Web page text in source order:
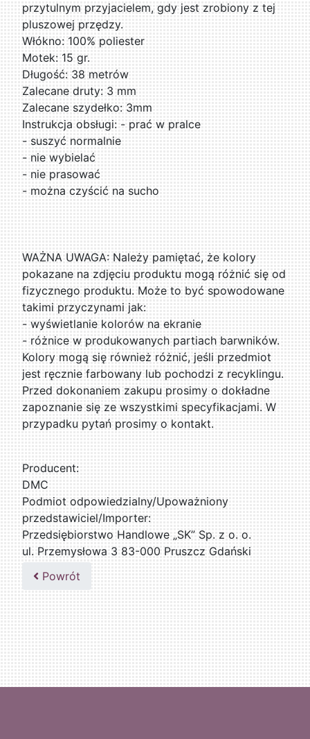
przytulnym przyjacielem, gdy jest zrobiony z tej
pluszowej przędzy.
Włókno: 100% poliester
Motek: 15 gr.
Długość: 38 metrów
Zalecane druty: 3 mm
Zalecane szydełko: 3mm
Instrukcja obsługi: - prać w pralce
- suszyć normalnie
- nie wybielać
- nie prasować
- można czyścić na sucho
WAŻNA UWAGA: Należy pamiętać, że kolory
pokazane na zdjęciu produktu mogą różnić się od
fizycznego produktu. Może to być spowodowane
takimi przyczynami jak:
- wyświetlanie kolorów na ekranie
- różnice w produkowanych partiach barwników.
Kolory mogą się również różnić, jeśli przedmiot
jest ręcznie farbowany lub pochodzi z recyklingu.
Przed dokonaniem zakupu prosimy o dokładne
zapoznanie się ze wszystkimi specyfikacjami. W
przypadku pytań prosimy o kontakt.
Producent:
DMC
Podmiot odpowiedzialny/Upoważniony
przedstawiciel/Importer:
Przedsiębiorstwo Handlowe „SK” Sp. z o. o.
ul. Przemysłowa 3 83-000 Pruszcz Gdański
509076255
Powrót